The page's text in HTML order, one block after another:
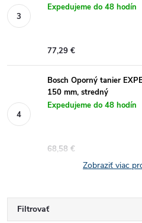
Expedujeme do 48 hodín
77,29 €
Bosch Oporný tanier
150 mm, stredný
Expedujeme do 48 hodín
68,58 €
Zobraziť viac
Filtrovať